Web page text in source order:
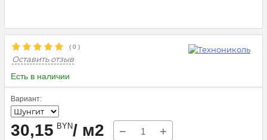
( 0 )
Оставить отзыв
Есть в наличии
Вариант:
30,15 BYN/ м2 − +